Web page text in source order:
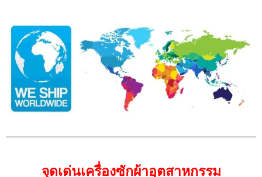
จุดเด่นเครื่องซักผ้าอุตสาหกรรม